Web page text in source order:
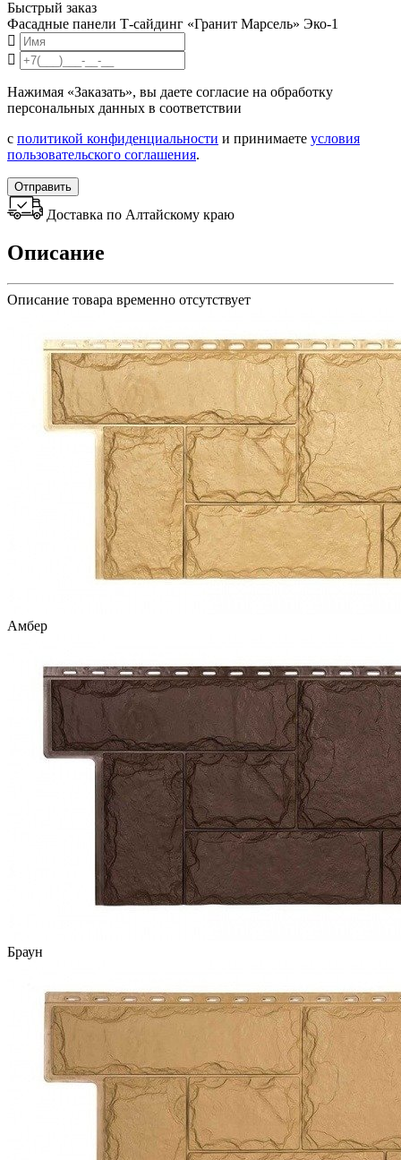
Быстрый заказ
Фасадные панели Т-сайдинг «Гранит Марсель» Эко-1
Нажимая «Заказать», вы даете согласие на обработку
персональных данных в соответствии
с политикой конфиденциальности и принимаете условия
пользовательского соглашения.
Отправить
Доставка по Алтайскому краю
Описание
Описание товара временно отсутствует
Амбер
Браун